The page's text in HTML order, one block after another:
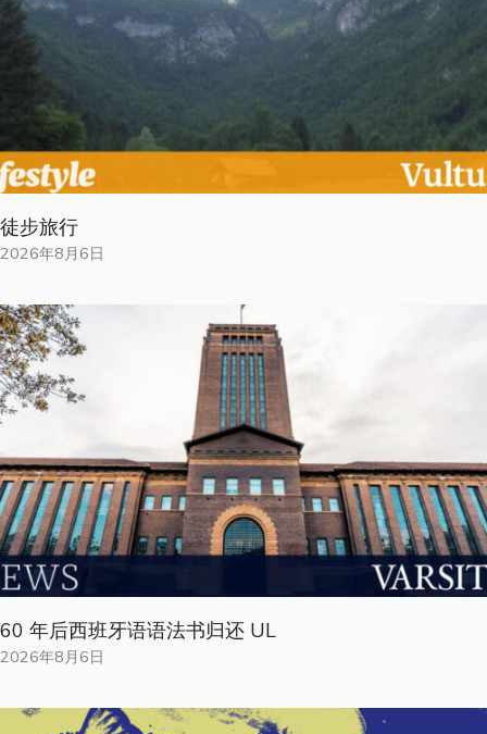
徒步旅行
2026年8月6日
60 年后西班牙语语法书归还 UL
2026年8月6日